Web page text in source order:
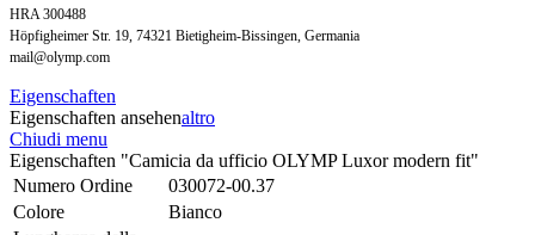
HRA 300488
Höpfigheimer Str. 19, 74321 Bietigheim-Bissingen, Germania
mail@olymp.com
Eigenschaften
Eigenschaften ansehenaltro
Chiudi menu
Eigenschaften "Camicia da ufficio OLYMP Luxor modern fit"
Numero Ordine
030072-00.37
Colore
Bianco